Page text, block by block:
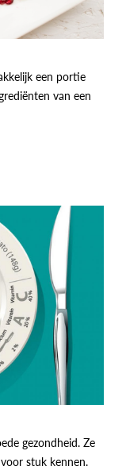
een portie
van een
gezondheid. Ze
stuk kennen.